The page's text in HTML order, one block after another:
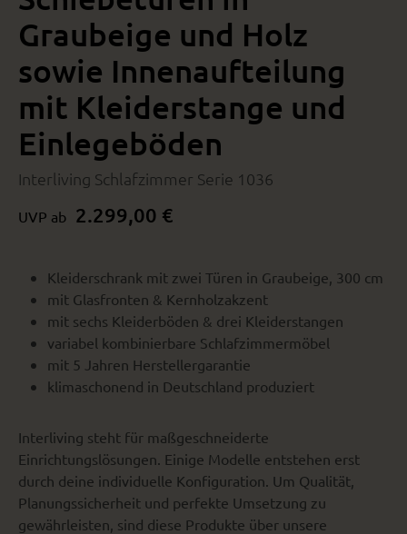
Graubeige und Holz
sowie Innenaufteilung
mit Kleiderstange und
Einlegeböden
Interliving Schlafzimmer Serie 1036
UVP ab 2.299,00 €
Kleiderschrank mit zwei Türen in Graubeige, 300 cm
mit Glasfronten & Kernholzakzent
mit sechs Kleiderböden & drei Kleiderstangen
variabel kombinierbare Schlafzimmermöbel
mit 5 Jahren Herstellergarantie
klimaschonend in Deutschland produziert
Interliving steht für maßgeschneiderte
Einrichtungslösungen. Einige Modelle entstehen erst
durch deine individuelle Konfiguration. Um Qualität,
Planungssicherheit und perfekte Umsetzung zu
gewährleisten, sind diese Produkte über unsere